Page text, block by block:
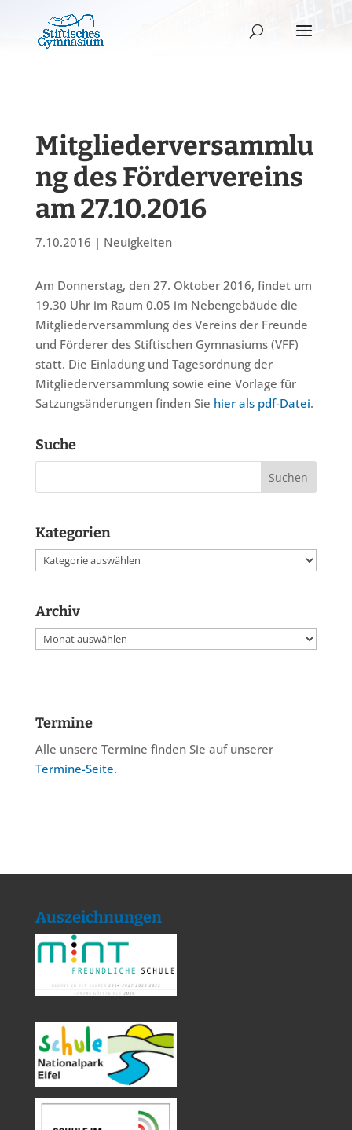
Mitgliederversammlu
ng des Fördervereins
am 27.10.2016
7.10.2016 | Neuigkeiten
Am Donnerstag, den 27. Oktober 2016, findet um
19.30 Uhr im Raum 0.05 im Nebengebäude die
Mitgliederversammlung des Vereins der Freunde
und Förderer des Stiftischen Gymnasiums (VFF)
statt. Die Einladung und Tagesordnung der
Mitgliederversammlung sowie eine Vorlage für
Satzungsänderungen finden Sie hier als pdf-Datei.
Suche
Kategorien
Kategorien
Archiv
Archiv
Termine
Alle unsere Termine finden Sie auf unserer
Termine-Seite.
Auszeichnungen